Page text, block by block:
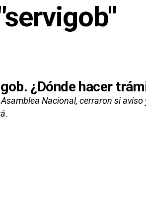
¿Dónde hacer
Nacional, cerraron si